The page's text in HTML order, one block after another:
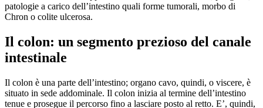
patologie a carico dell’intestino quali forme tumorali, morbo di
Chron o colite ulcerosa.
Il colon: un segmento prezioso del canale
intestinale
Il colon è una parte dell’intestino; organo cavo, quindi, o viscere, è
situato in sede addominale. Il colon inizia al termine dell’intestino
tenue e prosegue il percorso fino a lasciare posto al retto. E’, quindi,